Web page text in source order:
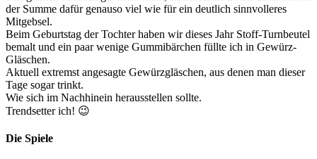
der Summe dafür genauso viel wie für ein deutlich sinnvolleres
Mitgebsel.
Beim Geburtstag der Tochter haben wir dieses Jahr Stoff-Turnbeutel
bemalt und ein paar wenige Gummibärchen füllte ich in Gewürz-
Gläschen.
Aktuell extremst angesagte Gewürzgläschen, aus denen man dieser
Tage sogar trinkt.
Wie sich im Nachhinein herausstellen sollte.
Trendsetter ich! 😉
Die Spiele